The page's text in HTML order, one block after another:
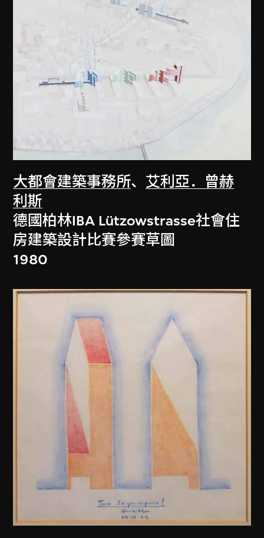
大都會建築事務所、 艾利亞．曾赫
利斯
德國柏林IBA Lützowstrasse社會住
房建築設計比賽參賽草圖
1980